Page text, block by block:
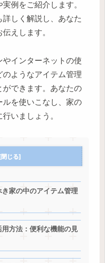
例をご紹介します。
しく解説し、あなた
えします。
インターネットの使
ようなアイテム管理
ができます。あなたの
を使いこなし、家の
いましょう。
家の中のアイテム管理
方法：便利な機能の見